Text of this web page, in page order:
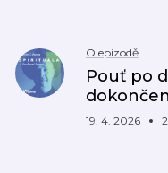
O epizodě
Pouť po
19. 4. 2026